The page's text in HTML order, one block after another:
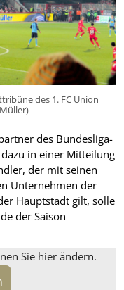
des 1. FC Union
des Bundesliga-
in einer Mitteilung
der mit seinen
Unternehmen der
Hauptstadt gilt, solle
der Saison
Sie hier ändern.